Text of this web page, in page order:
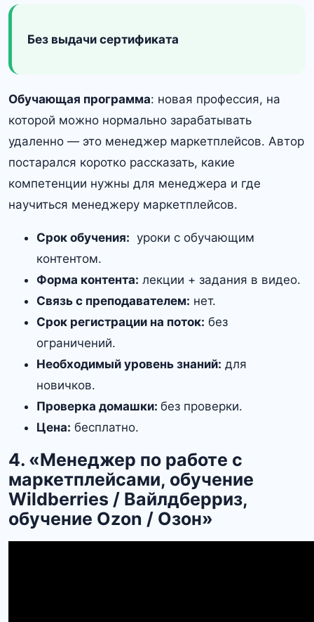
Без выдачи сертификата
Обучающая программа: новая профессия, на
которой можно нормально зарабатывать
удаленно — это менеджер маркетплейсов. Автор
постарался коротко рассказать, какие
компетенции нужны для менеджера и где
научиться менеджеру маркетплейсов.
Срок обучения: уроки с обучающим
контентом.
Форма контента: лекции + задания в видео.
Связь с преподавателем: нет.
Срок регистрации на поток: без
ограничений.
Необходимый уровень знаний: для
новичков.
Проверка домашки: без проверки.
Цена: бесплатно.
4. «Менеджер по работе с
маркетплейсами, обучение
Wildberries / Вайлдберриз,
обучение Ozon / Озон»